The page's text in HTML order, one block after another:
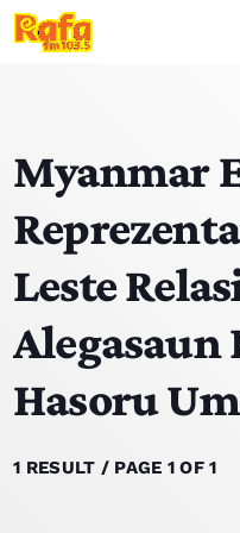
play_arrow
HOME
NOTISIA
EKIPA
TOP 15
Myanmar
Leste
Alegasaun
Hasoru
1 RESULT / PAGE 1 OF 1